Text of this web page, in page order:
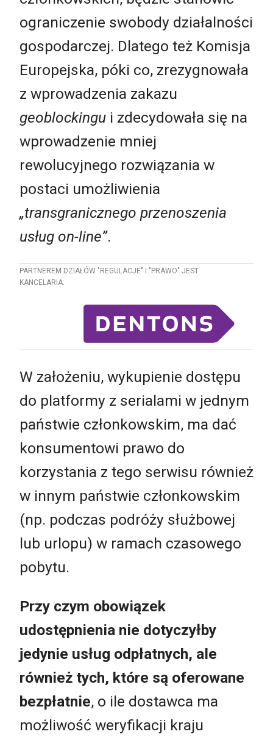
ograniczenie swobody działalności
gospodarczej. Dlatego też Komisja
Europejska, póki co, zrezygnowała
z wprowadzenia zakazu
geoblockingu i zdecydowała się na
wprowadzenie mniej
rewolucyjnego rozwiązania w
postaci umożliwienia
„transgranicznego przenoszenia
usług on-line”.
PARTNEREM DZIAŁÓW "REGULACJE" I "PRAWO" JEST
KANCELARIA:
W założeniu, wykupienie dostępu
do platformy z serialami w jednym
państwie członkowskim, ma dać
konsumentowi prawo do
korzystania z tego serwisu również
w innym państwie członkowskim
(np. podczas podróży służbowej
lub urlopu) w ramach czasowego
pobytu.
Przy czym obowiązek
udostępnienia nie dotyczyłby
jedynie usług odpłatnych, ale
również tych, które są oferowane
bezpłatnie, o ile dostawca ma
możliwość weryfikacji kraju